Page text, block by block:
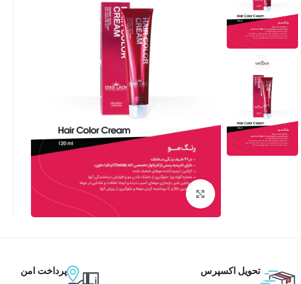
بزرگنمایی تصویر
تحویل اکسپرس پرداخت امن